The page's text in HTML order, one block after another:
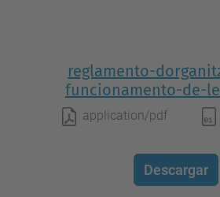
reglamento-
funcionamento-de-
application/pdf
Descargar